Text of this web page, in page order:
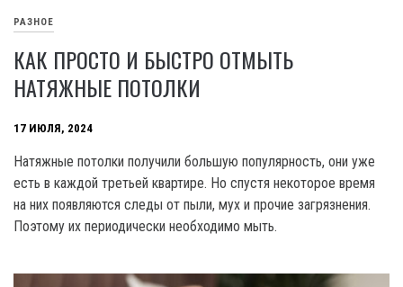
РАЗНОЕ
КАК ПРОСТО И БЫСТРО ОТМЫТЬ
НАТЯЖНЫЕ ПОТОЛКИ
17 ИЮЛЯ, 2024
Натяжные потолки получили большую популярность, они уже
есть в каждой третьей квартире. Но спустя некоторое время
на них появляются следы от пыли, мух и прочие загрязнения.
Поэтому их периодически необходимо мыть.